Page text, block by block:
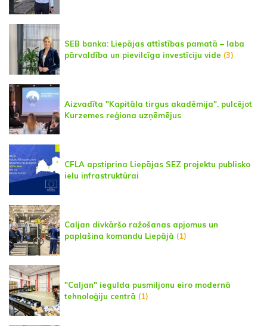
SEB banka: Liepājas attīstības pamatā – laba
pārvaldība un pievilcīga investīciju vide (3)
Aizvadīta "Kapitāla tirgus akadēmija", pulcējot
Kurzemes reģiona uzņēmējus
CFLA apstiprina Liepājas SEZ projektu publisko
ielu infrastruktūrai
Caljan divkāršo ražošanas apjomus un
paplašina komandu Liepājā (1)
"Caljan" iegulda pusmiljonu eiro modernā
tehnoloģiju centrā (1)